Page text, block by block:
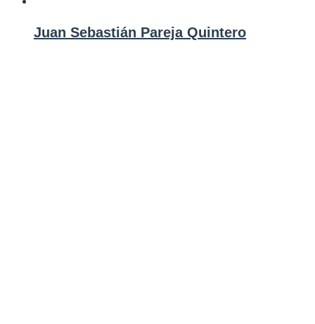
Juan Sebastián Pareja Quintero